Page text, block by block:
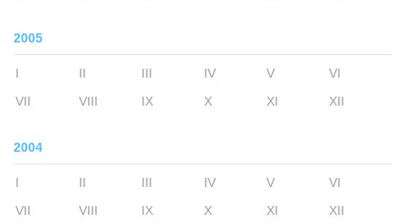
2005
I II III IV V
VI
VII
VIII IX X XI XII
2004
I II III IV V
VI
VII
VIII IX X XI XII